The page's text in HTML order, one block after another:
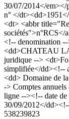
30/07/2014</
n° </
<dt> <abbr
sociétés">n°RCS</
<!-- denomination
<dd>CHATEAU
juridique -->
simplifiée</dd><!--
<dd> Domaine de
-> Comptes annuels
ligne --><!-- date
30/09/2012</
538239823